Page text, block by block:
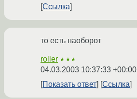
Ссылка
то есть наоборот
roller ★★★
04.03.2003 10:37:33 +00:00
Показать ответ
Ссылка